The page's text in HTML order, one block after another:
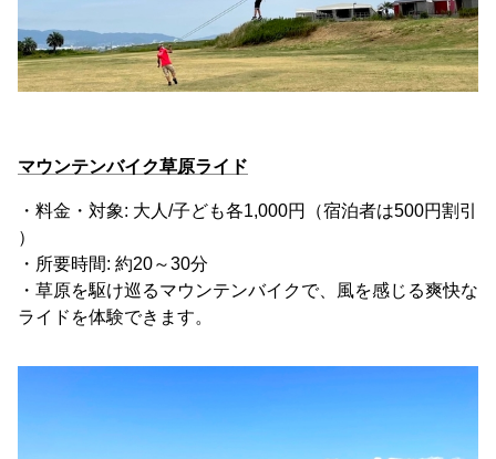
マウンテンバイク草原ライド
・料金・対象: 大人/子ども各1,000円（宿泊者は500円割引
）
・所要時間: 約20～30分
・草原を駆け巡るマウンテンバイクで、風を感じる爽快な
ライドを体験できます。